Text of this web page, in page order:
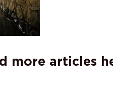
more articles